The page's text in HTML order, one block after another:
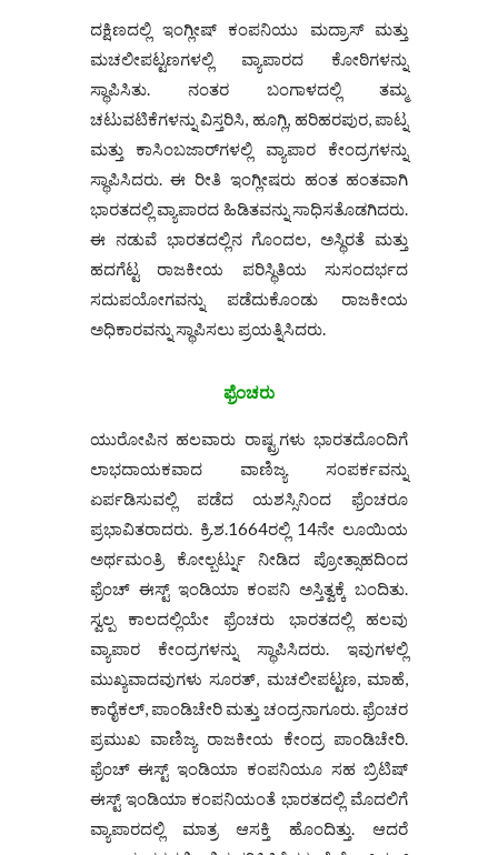
ದಕ್ಷಿಣದಲ್ಲಿ ಇಂಗ್ಲೀಷ್ ಕಂಪನಿಯು ಮದ್ರಾಸ್ ಮತ್ತು
ಮಚಲೀಪಟ್ಟಣಗಳಲ್ಲಿ ವ್ಯಾಪಾರದ ಕೋಠಿಗಳನ್ನು
ಸ್ಥಾಪಿಸಿತು. ನಂತರ ಬಂಗಾಳದಲ್ಲಿ ತಮ್ಮ
ಚಟುವಟಿಕೆಗಳನ್ನು ವಿಸ್ತರಿಸಿ, ಹೂಗ್ಲಿ, ಹರಿಹರಪುರ, ಪಾಟ್ನ
ಮತ್ತು ಕಾಸಿಂಬಜಾರ್‌ಗಳಲ್ಲಿ ವ್ಯಾಪಾರ ಕೇಂದ್ರಗಳನ್ನು
ಸ್ಥಾಪಿಸಿದರು. ಈ ರೀತಿ ಇಂಗ್ಲೀಷರು ಹಂತ ಹಂತವಾಗಿ
ಭಾರತದಲ್ಲಿ ವ್ಯಾಪಾರದ ಹಿಡಿತವನ್ನು ಸಾಧಿಸತೊಡಗಿದರು.
ಈ ನಡುವೆ ಭಾರತದಲ್ಲಿನ ಗೊಂದಲ, ಅಸ್ಥಿರತೆ ಮತ್ತು
ಹದಗೆಟ್ಟ ರಾಜಕೀಯ ಪರಿಸ್ಥಿತಿಯ ಸುಸಂದರ್ಭದ
ಸದುಪಯೋಗವನ್ನು ಪಡೆದುಕೊಂಡು ರಾಜಕೀಯ
ಅಧಿಕಾರವನ್ನು ಸ್ಥಾಪಿಸಲು ಪ್ರಯತ್ನಿಸಿದರು.
ಫ್ರೆಂಚರು
ಯುರೋಪಿನ ಹಲವಾರು ರಾಷ್ಟ್ರಗಳು ಭಾರತದೊಂದಿಗೆ
ಲಾಭದಾಯಕವಾದ ವಾಣಿಜ್ಯ ಸಂಪರ್ಕವನ್ನು
ಏರ್ಪಡಿಸುವಲ್ಲಿ ಪಡೆದ ಯಶಸ್ಸಿನಿಂದ ಫ್ರೆಂಚರೂ
ಪ್ರಭಾವಿತರಾದರು. ಕ್ರಿ.ಶ.1664ರಲ್ಲಿ 14ನೇ ಲೂಯಿಯ
ಅರ್ಥಮಂತ್ರಿ ಕೋಲ್ಬರ್ಟ್ನು ನೀಡಿದ ಪ್ರೋತ್ಸಾಹದಿಂದ
ಫ್ರೆಂಚ್ ಈಸ್ಟ್ ಇಂಡಿಯಾ ಕಂಪನಿ ಅಸ್ತಿತ್ವಕ್ಕೆ ಬಂದಿತು.
ಸ್ವಲ್ಪ ಕಾಲದಲ್ಲಿಯೇ ಫ್ರೆಂಚರು ಭಾರತದಲ್ಲಿ ಹಲವು
ವ್ಯಾಪಾರ ಕೇಂದ್ರಗಳನ್ನು ಸ್ಥಾಪಿಸಿದರು. ಇವುಗಳಲ್ಲಿ
ಮುಖ್ಯವಾದವುಗಳು ಸೂರತ್, ಮಚಲೀಪಟ್ಟಣ, ಮಾಹೆ,
ಕಾರೈಕಲ್, ಪಾಂಡಿಚೇರಿ ಮತ್ತು ಚಂದ್ರನಾಗೂರು. ಫ್ರೆಂಚರ
ಪ್ರಮುಖ ವಾಣಿಜ್ಯ ರಾಜಕೀಯ ಕೇಂದ್ರ ಪಾಂಡಿಚೇರಿ.
ಫ್ರೆಂಚ್ ಈಸ್ಟ್ ಇಂಡಿಯಾ ಕಂಪನಿಯೂ ಸಹ ಬ್ರಿಟಿಷ್
ಈಸ್ಟ್ ಇಂಡಿಯಾ ಕಂಪನಿಯಂತೆ ಭಾರತದಲ್ಲಿ ಮೊದಲಿಗೆ
ವ್ಯಾಪಾರದಲ್ಲಿ ಮಾತ್ರ ಆಸಕ್ತಿ ಹೊಂದಿತ್ತು. ಆದರೆ